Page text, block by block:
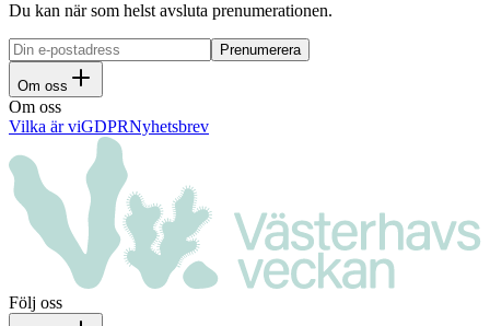
Du kan när som helst avsluta prenumerationen.
Om oss
Om oss
Vilka är viGDPRNyhetsbrev
Följ oss